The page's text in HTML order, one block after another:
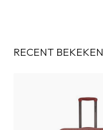
RECENT BEKEKEN